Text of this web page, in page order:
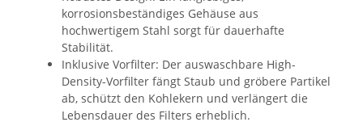
korrosionsbeständiges Gehäuse aus
hochwertigem Stahl sorgt für dauerhafte
Stabilität.
Inklusive Vorfilter: Der auswaschbare High-
Density-Vorfilter fängt Staub und gröbere Partikel
ab, schützt den Kohlekern und verlängert die
Lebensdauer des Filters erheblich.